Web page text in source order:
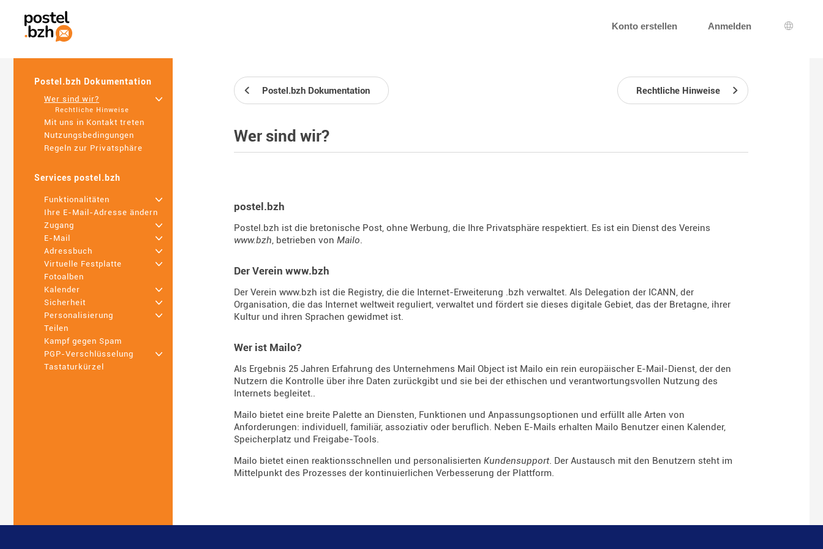
Konto erstellen Anmelden
Wahl
Postel.bzh Dokumentation
Wer sind wir? +
Rechtliche Hinweise
Mit uns in Kontakt treten
Nutzungsbedingungen
Regeln zur Privatsphäre
Services postel.bzh
Funktionalitäten
+
Ihre E-Mail-Adresse ändern
Zugang
+
E-Mail
+
Adressbuch
+
Virtuelle Festplatte
+
Fotoalben
Kalender
+
Sicherheit
+
Personalisierung
+
Teilen
Kampf gegen Spam
PGP-Verschlüsselung
+
Tastaturkürzel
Postel.bzh Dokumentation Rechtliche Hinweise
Wer sind wir?
postel.bzh
Postel.bzh ist die bretonische Post, ohne Werbung, die Ihre Privatsphäre respektiert. Es ist ein Dienst des Vereins
www.bzh, betrieben von Mailo.
Der Verein www.bzh
Der Verein www.bzh ist die Registry, die die Internet-Erweiterung .bzh verwaltet. Als Delegation der ICANN, der
Organisation, die das Internet weltweit reguliert, verwaltet und fördert sie dieses digitale Gebiet, das der Bretagne, ihrer
Kultur und ihren Sprachen gewidmet ist.
Wer ist Mailo?
Als Ergebnis 25 Jahren Erfahrung des Unternehmens Mail Object ist Mailo ein rein europäischer E-Mail-Dienst, der den
Nutzern die Kontrolle über ihre Daten zurückgibt und sie bei der ethischen und verantwortungsvollen Nutzung des
Internets begleitet..
Mailo bietet eine breite Palette an Diensten, Funktionen und Anpassungsoptionen und erfüllt alle Arten von
Anforderungen: individuell, familiär, assoziativ oder beruflich. Neben E-Mails erhalten Mailo Benutzer einen Kalender,
Speicherplatz und Freigabe-Tools.
Mailo bietet einen reaktionsschnellen und personalisierten Kundensupport. Der Austausch mit den Benutzern steht im
Mittelpunkt des Prozesses der kontinuierlichen Verbesserung der Plattform.